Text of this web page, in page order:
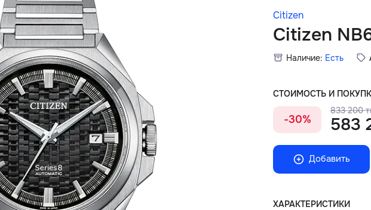
Citizen
Citizen
Наличие: Есть
СТОИМОСТЬ И
-30%
833 200
583
Добавить
ХАРАКТЕРИСТИКИ